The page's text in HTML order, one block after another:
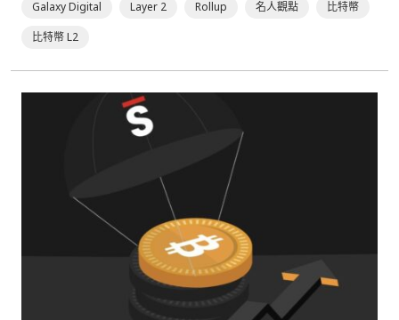
Galaxy Digital Layer 2 Rollup 名人觀點
比特幣
比特幣 L2